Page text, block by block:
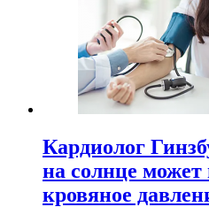
Кардиолог
на солнце
кровяное